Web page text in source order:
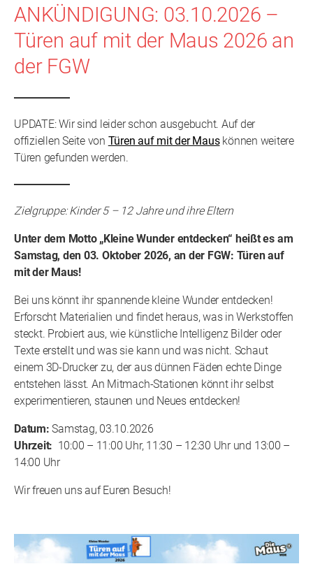
ANKÜNDIGUNG: 03.10.2026 –
Türen auf mit der Maus 2026 an
der FGW
UPDATE: Wir sind leider schon ausgebucht. Auf der
offiziellen Seite von Türen auf mit der Mauskönnen weitere
Türen gefunden werden.
Zielgruppe: Kinder 5 – 12 Jahre und ihre Eltern
Unter dem Motto „Kleine Wunder entdecken“ heißt es am
Samstag, den 03. Oktober 2026, an der FGW: Türen auf
mit der Maus!
Bei uns könnt ihr spannende kleine Wunder entdecken!
Erforscht Materialien und findet heraus, was in Werkstoffen
steckt. Probiert aus, wie künstliche Intelligenz Bilder oder
Texte erstellt und was sie kann und was nicht. Schaut
einem 3D-Drucker zu, der aus dünnen Fäden echte Dinge
entstehen lässt. An Mitmach-Stationen könnt ihr selbst
experimentieren, staunen und Neues entdecken!
Datum: Samstag, 03.10.2026
Uhrzeit: 10:00 – 11:00 Uhr, 11:30 – 12:30 Uhr und 13:00 –
14:00 Uhr
Wir freuen uns auf Euren Besuch!